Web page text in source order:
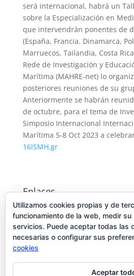
será internacional, habrá un
sobre la Especialización en
que intervendrán ponentes de
(España, Francia. Dinamarca,
Marruecos, Tailandia, Costa
Rede de Investigación y
Marítima (MAHRE-net) lo
posteriores reuniones de su
Anteriormente se habrán
de octubre, para el tema de
Simposio Internacional
Marítima 5-8 Oct 2023 a
16ISMH.gr
Enlaces
Consejo General de Colegios de
Junta Directiva 2022-2024
Instituto Social de la Marina
International Maritime Health
Utilizamos cookies propias y de
funcionamiento de la web, medir
servicios. Puede aceptar todas las
necesarias o configurar sus
cookies
Aceptar